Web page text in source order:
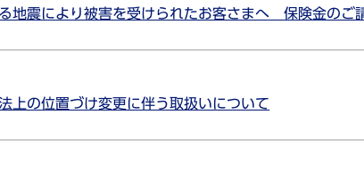
地震により被害を受けられたお客さまへ 保険金のご
上の位置づけ変更に伴う取扱いについて